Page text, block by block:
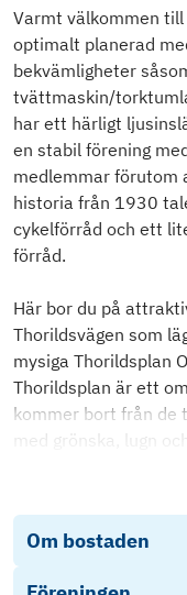
Varmt välkommen
optimalt planerad
bekvämligheter
tvättmaskin/
har ett härligt
en stabil förening
medlemmar förutom
historia från 1930
cykelförråd och ett
förråd.
Här bor du på
Thorildsvägen som
mysiga Thorildsplan
Thorildsplan är ett
kommer bort från de
med grönska, lugn och
Om bostaden